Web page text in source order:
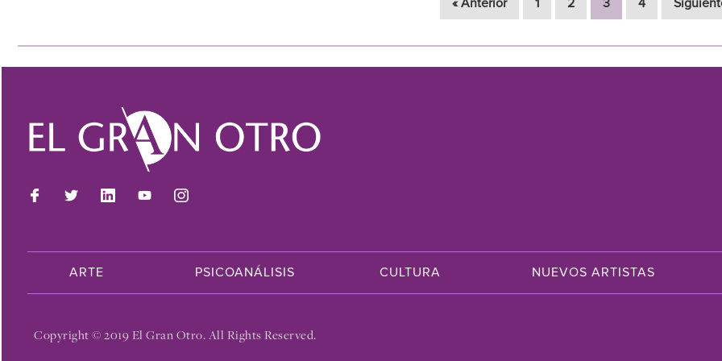
ARTE PSICOANÁLISIS CULTURA NUEVOS ARTISTAS
Copyright © 2019 El Gran Otro. All Rights Reserved.